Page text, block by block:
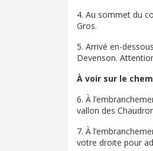
4. Au sommet du
Gros.
5. Arrivé en-
Devenson.
À voir sur le
6. À
vallon des
7. À
votre droite pour